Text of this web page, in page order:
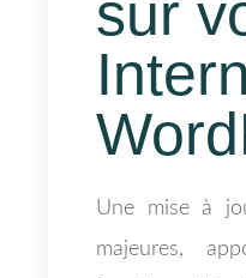
sur
Une mise à
majeures,